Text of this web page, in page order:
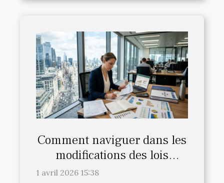
Comment naviguer dans les
modifications des lois
fiscales en 2026 ?
1 avril 2026 15:38